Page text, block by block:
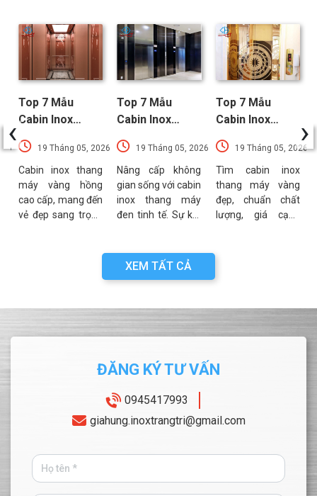
Top 7 Mẫu
Cabin Inox
Thang Máy
Vàng Hồng
Sang Trọng
Nhất
19 Tháng 05, 2026
Cabin inox thang
máy vàng hồng
cao cấp, mang đến
vẻ đẹp sang trọng
mã đa dạng, bền
bỉ, giá tại xưởng.
Top 7 Mẫu
Cabin Inox
Thang Máy Đen
Nổi Bật Xu
Hướng Nhất
19 Tháng 05, 2026
Nâng cấp không
gian sống với cabin
inox thang máy
đen tinh tế. Sự kết
sắc đen thời
Top 7 Mẫu
Cabin Inox
Thang Máy
Vàng Được Ưa
Chuộng Nhất
19 Tháng 05, 2026
Tìm cabin inox
thang máy vàng
đẹp, chuẩn chất
lượng, giá cạnh
‹ ›
XEM TẤT CẢ
ĐĂNG KÝ TƯ VẤN
0945417993
giahung.inoxtrangtri@gmail.com